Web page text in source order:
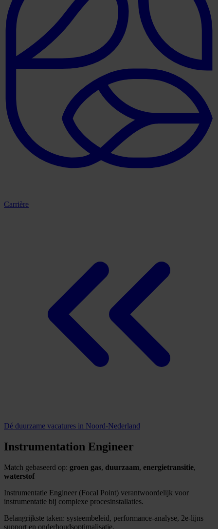
Carrière
Dé duurzame vacatures in Noord-Nederland
Instrumentation Engineer
Match gebaseerd op: groen gas, duurzaam, energietransitie,
waterstof
Instrumentatie Engineer (Focal Point) verantwoordelijk voor
instrumentatie bij complexe procesinstallaties.
Belangrijkste taken: systeembeleid, performance-analyse, 2e-lijns
support en onderhoudsoptimalisatie.